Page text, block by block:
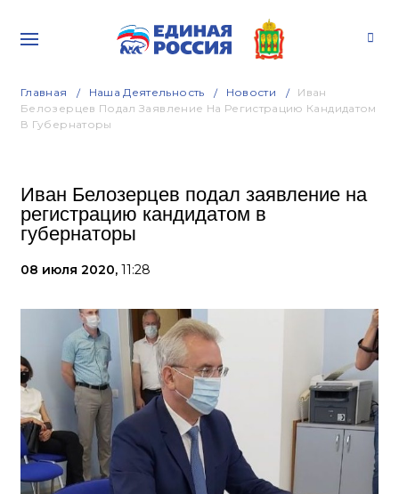
Главная Наша Деятельность Новости
Иван
Белозерцев Подал Заявление На Регистрацию Кандидатом
В Губернаторы
Иван Белозерцев подал заявление на
регистрацию кандидатом в
губернаторы
08 июля 2020, 11:28